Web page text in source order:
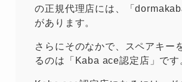
の正規代理店には、「
があります。
さらにそのなかで、スペアキー
るのは「Kaba ace認定店」です